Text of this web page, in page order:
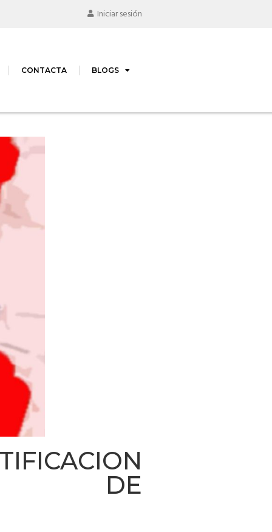
Iniciar sesión
CONTACTA BLOGS
DE